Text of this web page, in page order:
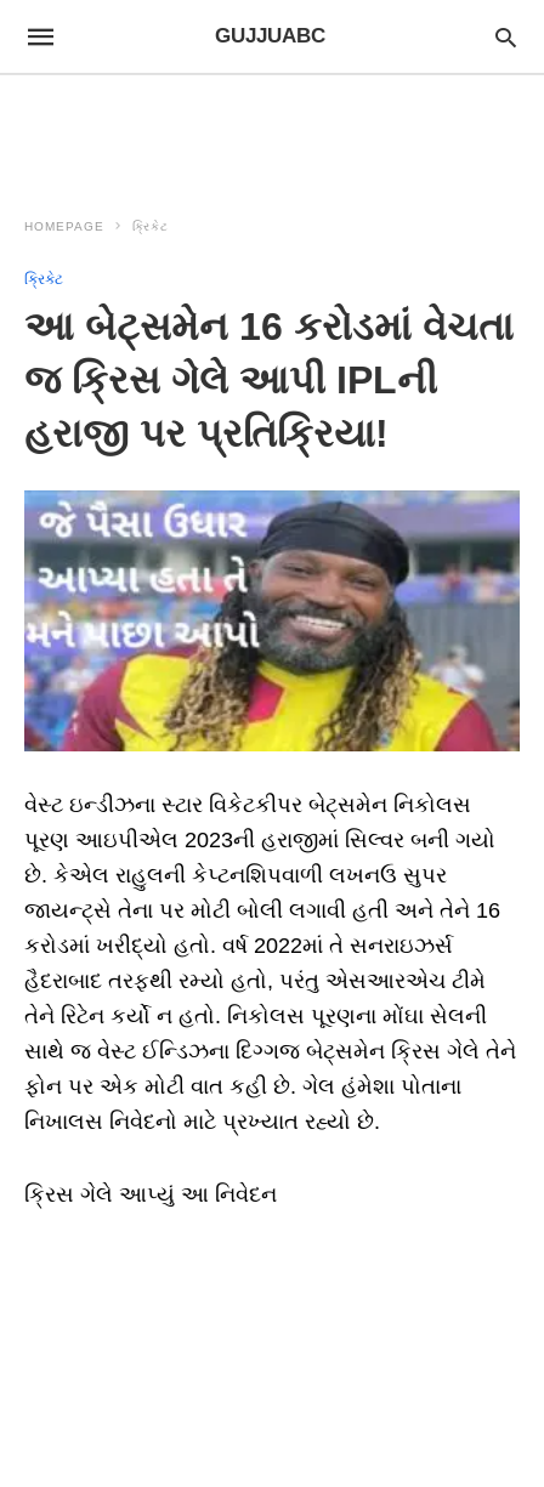
GUJJUABC
HOMEPAGE ક્રિકેટ
ક્રિકેટ
આ બેટ્સમેન 16 કરોડમાં વેચતા
જ ક્રિસ ગેલે આપી IPLની
હરાજી પર પ્રતિક્રિયા!
વેસ્ટ ઇન્ડીઝના સ્ટાર વિકેટકીપર બેટ્સમેન નિકોલસ
પૂરણ આઇપીએલ 2023ની હરાજીમાં સિલ્વર બની ગયો
છે. કેએલ રાહુલની કેપ્ટનશિપવાળી લખનઉ સુપર
જાયન્ટ્સે તેના પર મોટી બોલી લગાવી હતી અને તેને 16
કરોડમાં ખરીદ્યો હતો. વર્ષ 2022માં તે સનરાઇઝર્સ
હૈદરાબાદ તરફથી રમ્યો હતો, પરંતુ એસઆરએચ ટીમે
તેને રિટેન કર્યો ન હતો. નિકોલસ પૂરણના મોંઘા સેલની
સાથે જ વેસ્ટ ઈન્ડિઝના દિગ્ગજ બેટ્સમેન ક્રિસ ગેલે તેને
ફોન પર એક મોટી વાત કહી છે. ગેલ હંમેશા પોતાના
નિખાલસ નિવેદનો માટે પ્રખ્યાત રહ્યો છે.
ક્રિસ ગેલે આપ્યું આ નિવેદન